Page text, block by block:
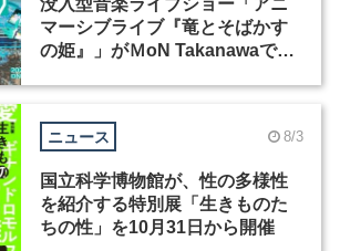
没入型音楽ライブショー「アニ
マーシブライブ『竜とそばかす
の姫』」がＭoN Takanawaで開
ニュース 8/3
国立科学博物館が、性の多様性
を紹介する特別展「生きものた
ちの性」を10月31日から開催